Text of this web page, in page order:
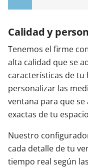
Calidad y
Tenemos el firme
alta calidad que se
características de tu
personalizar las
ventana para que se
exactas de tu
Nuestro
cada detalle de tu
tiempo real según